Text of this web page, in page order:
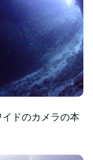
ドのカメラの本